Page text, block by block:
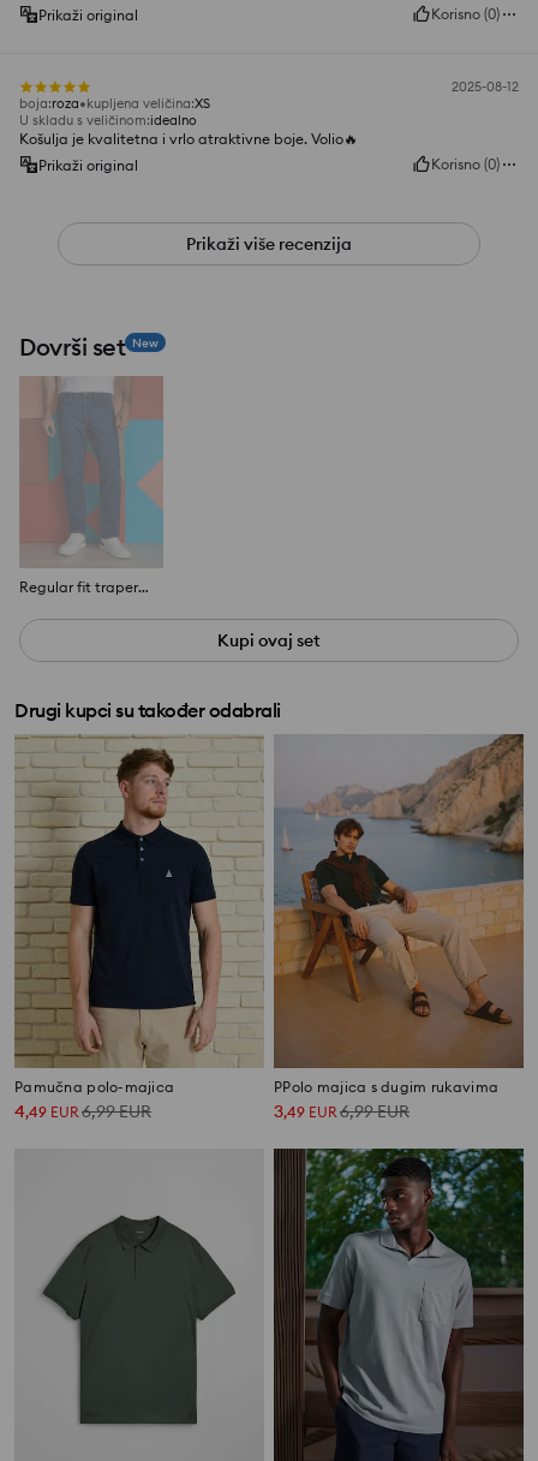
Prikaži original
Korisno (0)
2025-08-12
boja:roza kupljena veličina:XS
U skladu s veličinom:idealno
Košulja je kvalitetna i vrlo atraktivne boje. Volio🔥
Prikaži original
Korisno (0)
Prikaži više recenzija
Dovrši set New
Regular fit traperice
Kupi ovaj set
Drugi kupci su također odabrali
Pamučna polo-majica
4,49 EUR6,99EUR
PPolo majica s dugim rukavima
3,49 EUR6,99EUR